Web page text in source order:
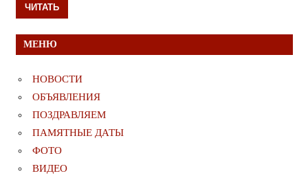
ЧИТАТЬ
МЕНЮ
НОВОСТИ
ОБЪЯВЛЕНИЯ
ПОЗДРАВЛЯЕМ
ПАМЯТНЫЕ ДАТЫ
ФОТО
ВИДЕО